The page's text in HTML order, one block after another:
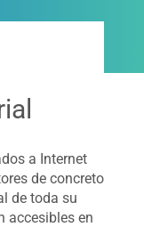
a Internet
de concreto
de toda su
accesibles en